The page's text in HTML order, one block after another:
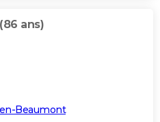
(86 ans)
Beaumont